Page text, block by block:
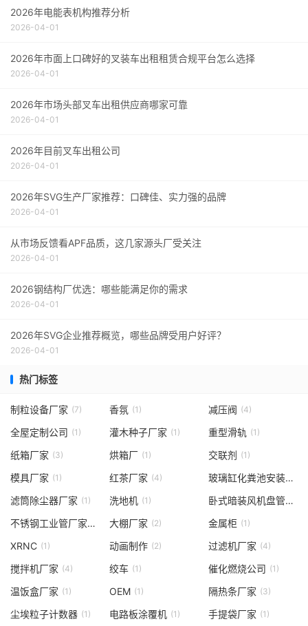
2026年电能表机构推荐分析
2026-04-01
2026年市面上口碑好的叉装车出租租赁合规平台怎么选择
2026-04-01
2026年市场头部叉车出租供应商哪家可靠
2026-04-01
2026年目前叉车出租公司
2026-04-01
2026年SVG生产厂家推荐：口碑佳、实力强的品牌
2026-04-01
从市场反馈看APF品质，这几家源头厂受关注
2026-04-01
2026钢结构厂优选：哪些能满足你的需求
2026-04-01
2026年SVG企业推荐概览，哪些品牌受用户好评？
2026-04-01
热门标签
制粒设备厂家 (7) 香氛 (1) 减压阀 (4)
全屋定制公司 (1) 灌木种子厂家 (1) 重型滑轨 (1)
纸箱厂家 (3) 烘箱厂 (1) 交联剂 (1)
模具厂家 (1) 红茶厂家 (4) 玻璃缸化粪池安装厂家
滤筒除尘器厂家 (1) 洗地机 (1) 卧式暗装风机盘管公司
不锈钢工业管厂家
(1) 大棚厂家 (2) 金属柜 (1)
XRNC (1) 动画制作 (2) 过滤机厂家 (4)
搅拌机厂家 (4) 绞车 (1) 催化燃烧公司 (1)
温饭盒厂家 (1) OEM (1) 隔热条厂家 (3)
尘埃粒子计数器 (1) 电路板涂覆机 (1) 手提袋厂家 (1)